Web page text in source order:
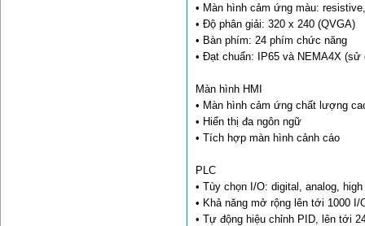
• Màn hình cảm ứng màu:
• Độ phân giải: 320 x 240 (QVGA)
• Bàn phím: 24 phím chức năng
• Đạt chuẩn: IP65 và NEMA4X (sử
Màn hình HMI
• Màn hình cảm ứng chất lượng
• Hiển thị đa ngôn ngữ
• Tích hợp màn hình cảnh cáo
PLC
• Tùy chọn I/O: digital, analog,
• Khả năng mở rộng lên tới 1000 I/
• Tự động hiệu chỉnh PID, lên tới